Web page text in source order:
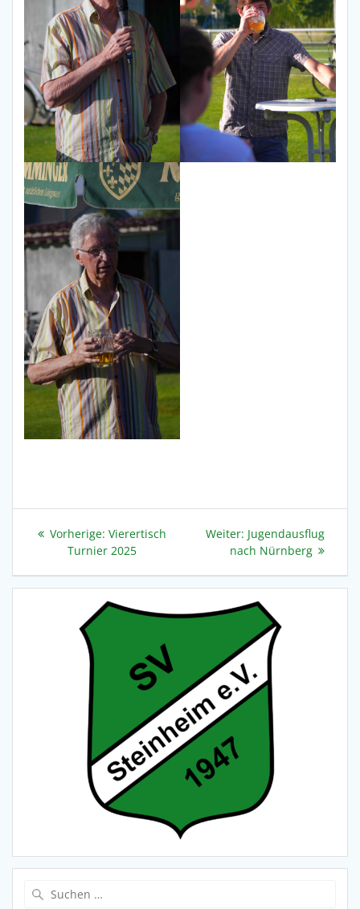
Beitragsnavigation
Vorherige: Vorheriger
Beitrag:
Vierertisch
Turnier 2025
Weiter: Nächster
Beitrag:
Jugendausflug
nach Nürnberg